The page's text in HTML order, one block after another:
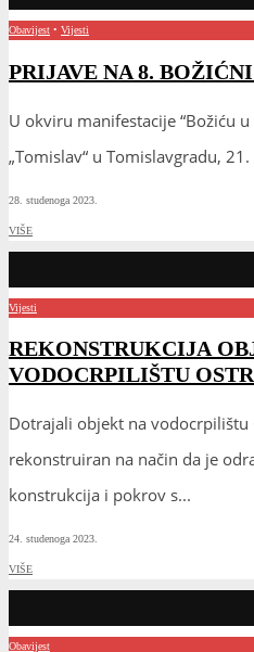
Obavijest • Vijesti
PRIJAVE NA 8.
U okviru manifestacije “Božiću
„Tomislav“ u Tomislavgradu,
28. studenoga 2023.
VIŠE
Vijesti
REKONSTRUKCIJA
VODOCRPILIŠTU
Dotrajali objekt na vodocrpilištu
rekonstruiran na način da je
konstrukcija i pokrov s...
24. studenoga 2023.
VIŠE
Obavijest